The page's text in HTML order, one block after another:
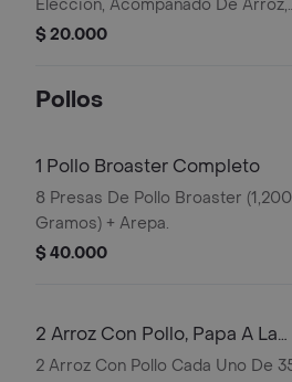
Eleccion, Acompanado De Arroz,
Ensalada Y Porcion De Papa A La
$ 20.000
Pollos
1 Pollo Broaster Completo
8 Presas De Pollo Broaster (1,200
Gramos) + Arepa.
$ 40.000
2 Arroz Con Pollo, Papa A La
Francesa Y Ensalada
2 Arroz Con Pollo Cada Uno De